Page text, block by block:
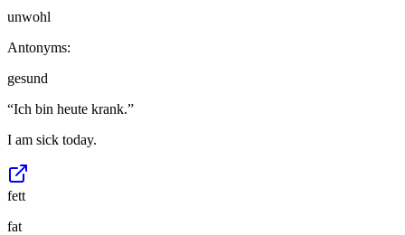
unwohl
Antonyms:
gesund
“Ich bin heute krank.”
I am sick today.
fett
fat